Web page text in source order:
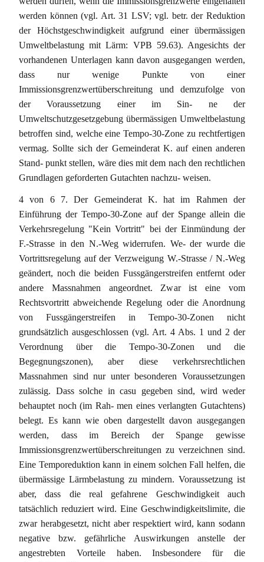
werden können (vgl. Art. 31 LSV; vgl. betr. der Reduktion
der Höchstgeschwindigkeit aufgrund einer übermässigen
Umweltbelastung mit Lärm: VPB 59.63). Angesichts der
vorhandenen Unterlagen kann davon ausgegangen werden,
dass nur wenige Punkte von einer
Immissionsgrenzwertüberschreitung und demzufolge von
der Voraussetzung einer im Sin- ne der
Umweltschutzgesetzgebung übermässigen Umweltbelastung
betroffen sind, welche eine Tempo-30-Zone zu rechtfertigen
vermag. Sollte sich der Gemeinderat K. auf einen anderen
Stand- punkt stellen, wäre dies mit dem nach den rechtlichen
Grundlagen geforderten Gutachten nachzu- weisen.
4 von 6 7. Der Gemeinderat K. hat im Rahmen der
Einführung der Tempo-30-Zone auf der Spange allein die
Verkehrsregelung "Kein Vortritt" bei der Einmündung der
F.-Strasse in den N.-Weg widerrufen. We- der wurde die
Vortrittsregelung auf der Verzweigung W.-Strasse / N.-Weg
geändert, noch die beiden Fussgängerstreifen entfernt oder
andere Massnahmen angeordnet. Zwar ist eine vom
Rechtsvortritt abweichende Regelung oder die Anordnung
von Fussgängerstreifen in Tempo-30-Zonen nicht
grundsätzlich ausgeschlossen (vgl. Art. 4 Abs. 1 und 2 der
Verordnung über die Tempo-30-Zonen und die
Begegnungszonen), aber diese verkehrsrechtlichen
Massnahmen sind nur unter besonderen Voraussetzungen
zulässig. Dass solche in casu gegeben sind, wird weder
behauptet noch (im Rah- men eines verlangten Gutachtens)
belegt. Es kann wie oben dargestellt davon ausgegangen
werden, dass im Bereich der Spange gewisse
Immissionsgrenzwertüberschreitungen zu verzeichnen sind.
Eine Temporeduktion kann in einem solchen Fall helfen, die
übermässige Lärmbelastung zu mindern. Voraussetzung ist
aber, dass die real gefahrene Geschwindigkeit auch
tatsächlich reduziert wird. Eine Geschwindigkeitslimite, die
zwar herabgesetzt, nicht aber respektiert wird, kann sodann
negative bzw. gefährliche Auswirkungen anstelle der
angestrebten Vorteile haben. Insbesondere für die